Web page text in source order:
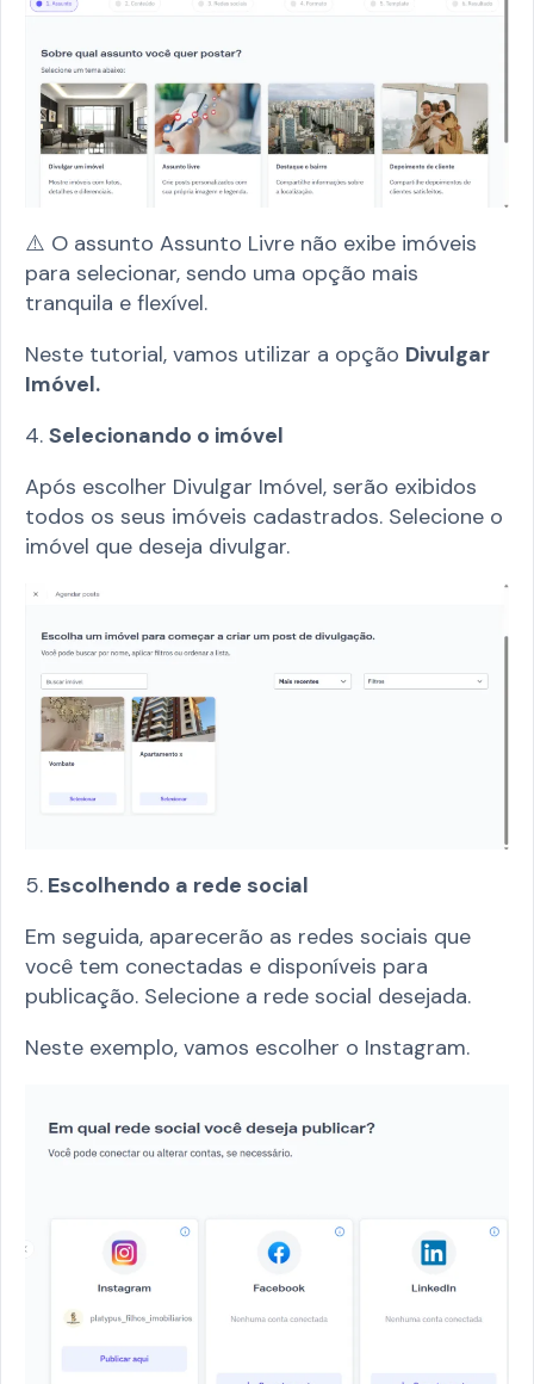
⚠️ O assunto Assunto Livre não exibe imóveis
para selecionar, sendo uma opção mais
tranquila e flexível.
Neste tutorial, vamos utilizar a opção Divulgar
Imóvel.
4. Selecionando o imóvel
Após escolher Divulgar Imóvel, serão exibidos
todos os seus imóveis cadastrados. Selecione o
imóvel que deseja divulgar.
5. Escolhendo a rede social
Em seguida, aparecerão as redes sociais que
você tem conectadas e disponíveis para
publicação. Selecione a rede social desejada.
Neste exemplo, vamos escolher o Instagram.